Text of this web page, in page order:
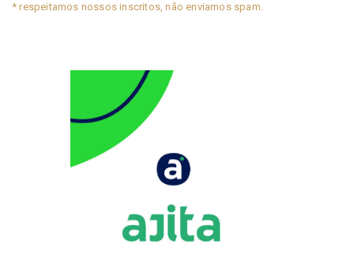
* respeitamos nossos inscritos, não enviamos spam.